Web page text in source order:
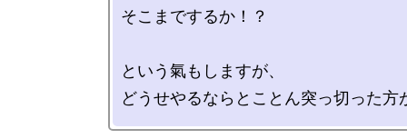
そこまでするか！？
という氣もしますが、